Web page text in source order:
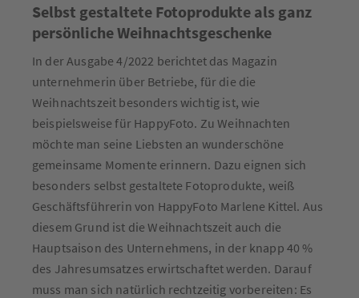
Selbst gestaltete Fotoprodukte als ganz
persönliche Weihnachtsgeschenke
In der Ausgabe 4/2022 berichtet das Magazin
unternehmerin über Betriebe, für die die
Weihnachtszeit besonders wichtig ist, wie
beispielsweise für HappyFoto. Zu Weihnachten
möchte man seine Liebsten an wunderschöne
gemeinsame Momente erinnern. Dazu eignen sich
besonders selbst gestaltete Fotoprodukte, weiß
Geschäftsführerin von HappyFoto Marlene Kittel. Aus
diesem Grund ist die Weihnachtszeit auch die
Hauptsaison des Unternehmens, in der knapp 40 %
des Jahresumsatzes erwirtschaftet werden. Darauf
muss man sich natürlich rechtzeitig vorbereiten: Es